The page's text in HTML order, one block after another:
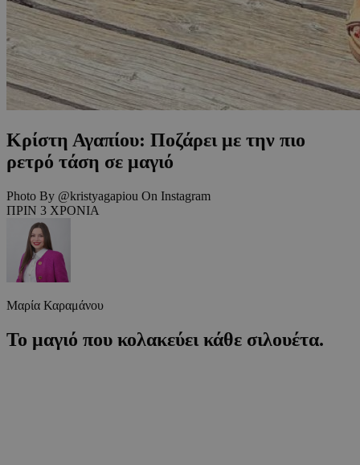
Κρίστη Αγαπίου: Ποζάρει με την πιο
ρετρό τάση σε μαγιό
Photo By @kristyagapiou On Instagram
ΠΡΙΝ 3 ΧΡΟΝΙΑ
Μαρία Καραμάνου
Το μαγιό που κολακεύει κάθε σιλουέτα.